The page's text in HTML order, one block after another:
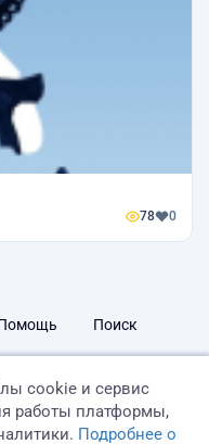
78 0
Поиск
cookie и сервис
работы платформы,
Подробнее о